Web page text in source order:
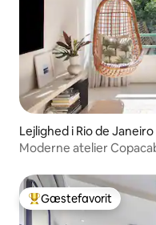
Lejlighed i Rio de Janeiro
Moderne atelier
Bedste gæstefavorit
Gæstefavorit